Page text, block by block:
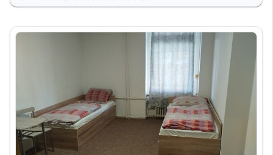
na sporácích jídlo po celý den. Mimo kuřárny na balkonech
pondělí až pátek od 12:00 do 17:00, v sobotu a neděli od
14:00 do 18:00. Ubytováváme od 14:00, jinak předchozí